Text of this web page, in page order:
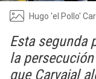
Hugo 'el Pollo'
Esta segunda
la
que Carvajal